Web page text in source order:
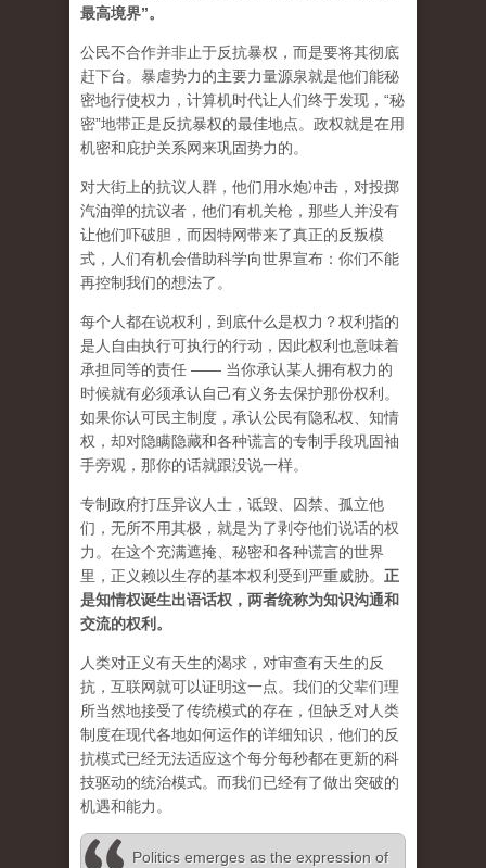
最高境界”。
公民不合作并非止于反抗暴权，而是要将其彻底
赶下台。暴虐势力的主要力量源泉就是他们能秘
密地行使权力，计算机时代让人们终于发现，“秘
密”地带正是反抗暴权的最佳地点。政权就是在用
机密和庇护关系网来巩固势力的。
对大街上的抗议人群，他们用水炮冲击，对投掷
汽油弹的抗议者，他们有机关枪，那些人并没有
让他们吓破胆，而因特网带来了真正的反叛模
式，人们有机会借助科学向世界宣布：你们不能
再控制我们的想法了。
每个人都在说权利，到底什么是权力？权利指的
是人自由执行可执行的行动，因此权利也意味着
承担同等的责任 —— 当你承认某人拥有权力的
时候就有必须承认自己有义务去保护那份权利。
如果你认可民主制度，承认公民有隐私权、知情
权，却对隐瞒隐藏和各种谎言的专制手段巩固袖
手旁观，那你的话就跟没说一样。
专制政府打压异议人士，诋毁、囚禁、孤立他
们，无所不用其极，就是为了剥夺他们说话的权
力。在这个充满遮掩、秘密和各种谎言的世界
里，正义赖以生存的基本权利受到严重威胁。 正
是知情权诞生出语话权，两者统称为知识沟通和
交流的权利。
人类对正义有天生的渴求，对审查有天生的反
抗，互联网就可以证明这一点。我们的父辈们理
所当然地接受了传统模式的存在，但缺乏对人类
制度在现代各地如何运作的详细知识，他们的反
抗模式已经无法适应这个每分每秒都在更新的科
技驱动的统治模式。而我们已经有了做出突破的
机遇和能力。
Politics emerges as the expression of